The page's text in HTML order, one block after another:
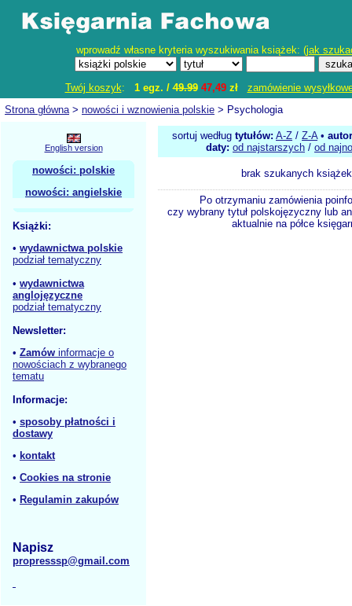
wprowadź własne kryteria wyszukiwania książek: (jak
Twój koszyk: 1 egz. /49.99 47,49zł
zamówienie
Strona główna> nowości i wznowienia polskie > Psychologia
English version
nowości: polskie
nowości: angielskie
Książki:
• wydawnictwa polskie
podział tematyczny
• wydawnictwa
anglojęzyczne
podział tematyczny
Newsletter:
• Zamów informacje o
nowościach z wybranego
tematu
Informacje:
• sposoby płatności i
dostawy
• kontakt
• Cookies na stronie
• Regulamin zakupów
Napisz
propresssp@gmail.com
sortuj według tytułów: A-Z / Z-A•
daty: od najstarszych / od
brak szukanych książek
Po otrzymaniu zamówienia
czy wybrany tytuł polskojęzyczny lub
aktualnie na półce